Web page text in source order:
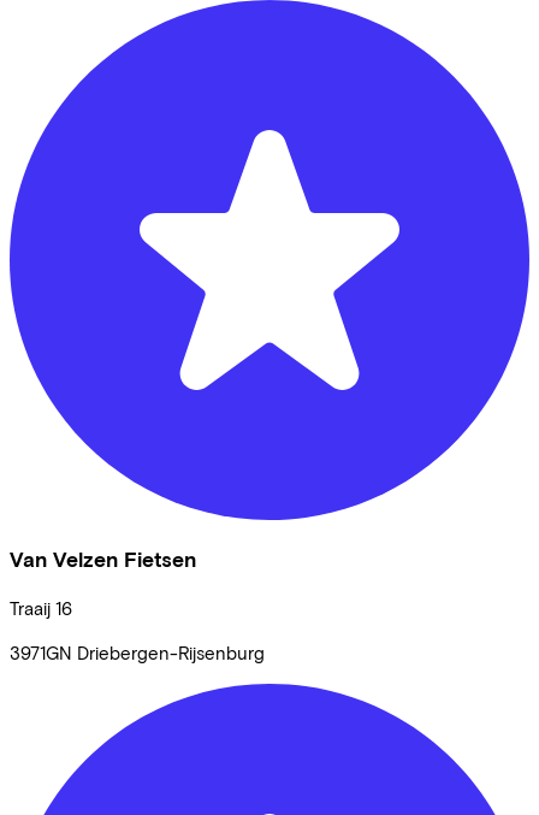
Van Velzen Fietsen
Traaij 16
3971GN Driebergen-Rijsenburg